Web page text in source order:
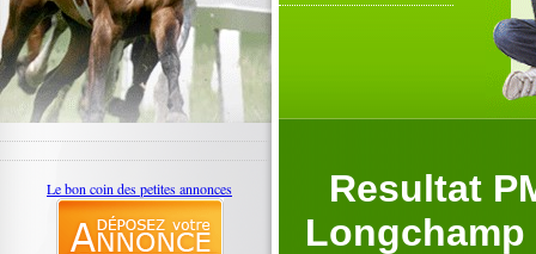
Resultat
Longchamp
Le bon coin des petites annonces